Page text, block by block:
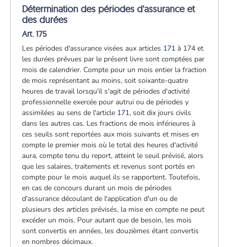
Détermination des périodes d'assurance et
des durées
Art. 175
Les périodes d'assurance visées aux articles 171à 174 et
les durées prévues par le présent livre sont comptées par
mois de calendrier. Compte pour un mois entier la fraction
de mois représentant au moins, soit soixante-quatre
heures de travail lorsqu'il s'agit de périodes d'activité
professionnelle exercée pour autrui ou de périodes y
assimilées au sens de l'article 171, soit dix jours civils
dans les autres cas. Les fractions de mois inférieures à
ces seuils sont reportées aux mois suivants et mises en
compte le premier mois où le total des heures d'activité
aura, compte tenu du report, atteint le seuil prévisé, alors
que les salaires, traitements et revenus sont portés en
compte pour le mois auquel ils se rapportent. Toutefois,
en cas de concours durant un mois de périodes
d'assurance découlant de l'application d'un ou de
plusieurs des articles prévisés, la mise en compte ne peut
excéder un mois. Pour autant que de besoin, les mois
sont convertis en années, les douzièmes étant convertis
en nombres décimaux.